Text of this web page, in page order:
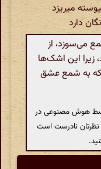
میریزد
دارد
می‌سوزد، از
این اشک‌ها
که به شمع عشق
هوش مصنوعی در
نظرتان نادرست است